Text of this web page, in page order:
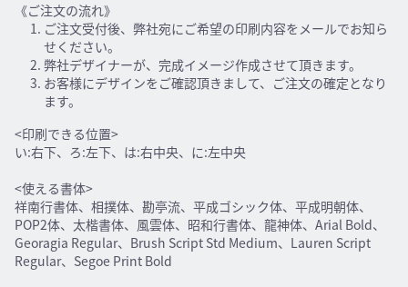
《ご注文の流れ》
ご注文受付後、弊社宛にご希望の印刷内容をメールでお知ら
せください。
弊社デザイナーが、完成イメージ作成させて頂きます。
お客様にデザインをご確認頂きまして、ご注文の確定となり
ます。
<印刷できる位置>
い:右下、ろ:左下、は:右中央、に:左中央
<使える書体>
祥南行書体、相撲体、勘亭流、平成ゴシック体、平成明朝体、
POP2体、太楷書体、風雲体、昭和行書体、龍神体、Arial Bold、
Georagia Regular、Brush Script Std Medium、Lauren Script
Regular、Segoe Print Bold